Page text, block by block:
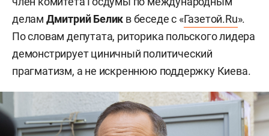
делам Дмитрий Белик в беседе с «Газетой.Ru».
По словам депутата, риторика польского лидера
демонстрирует циничный политический
прагматизм, а не искреннюю поддержку Киева.